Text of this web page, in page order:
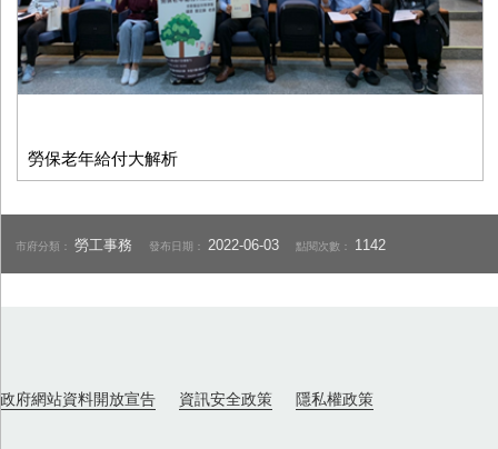
勞保老年給付大解析
市府分類：勞工事務 發布日期： 2022-06-03 點閱次數： 1142
政府網站資料開放宣告 資訊安全政策 隱私權政策